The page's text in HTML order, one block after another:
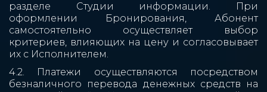
разделе Студии информации. При
оформлении Бронирования, Абонент
самостоятельно осуществляет выбор
критериев, влияющих на цену и согласовывает
их с Исполнителем.
4.2. Платежи осуществляются посредством
безналичного перевода денежных средств на